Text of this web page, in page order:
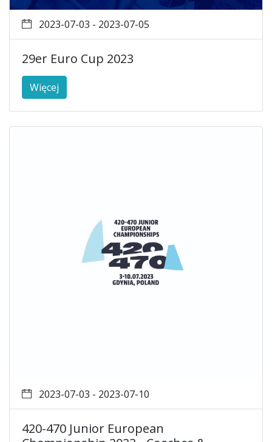
2023-07-03 - 2023-07-05
29er Euro Cup 2023
Więcej
2023-07-03 - 2023-07-10
420-470 Junior European